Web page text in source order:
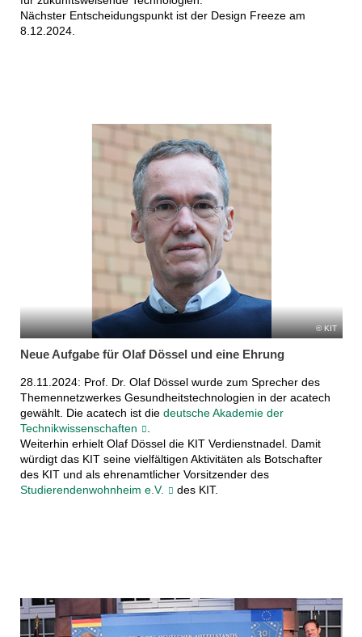
Nächster Entscheidungspunkt ist der Design Freeze am
8.12.2024.
KIT
Neue Aufgabe für Olaf Dössel und eine Ehrung
28.11.2024: Prof. Dr. Olaf Dössel wurde zum Sprecher des
Themennetzwerkes Gesundheitstechnologien in der acatech
gewählt. Die acatech ist die deutsche Akademie der
Technikwissenschaften
.
Weiterhin erhielt Olaf Dössel die KIT Verdienstnadel. Damit
würdigt das KIT seine vielfältigen Aktivitäten als Botschafter
des KIT und als ehrenamtlicher Vorsitzender des
Studierendenwohnheim e.V.
des KIT.